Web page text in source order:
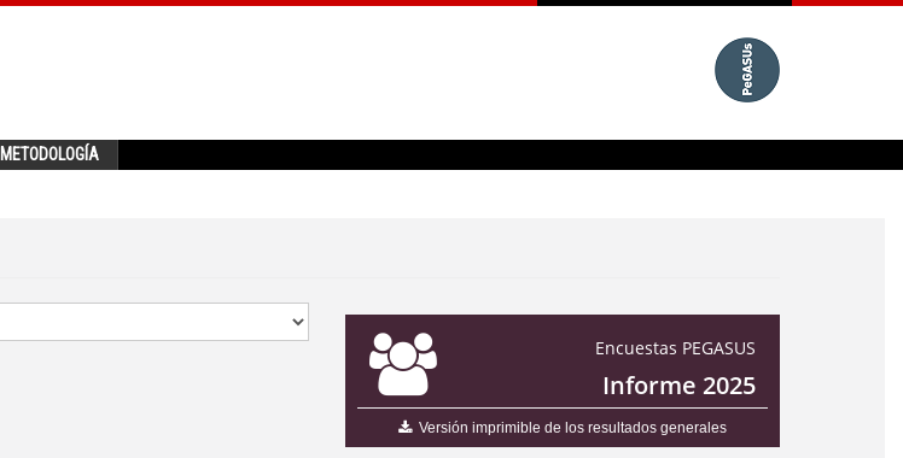
METODOLOGÍA
Encuestas PEGASUS
Informe 2025
Versión imprimible de los resultados generales